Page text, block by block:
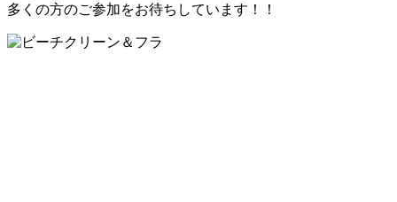
多くの方のご参加をお待ちしています！！